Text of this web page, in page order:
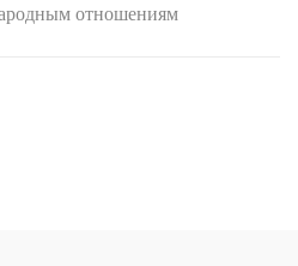
отношениям